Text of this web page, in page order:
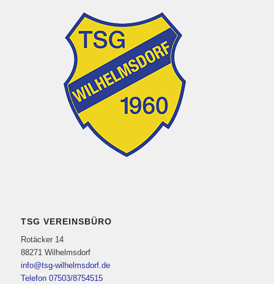
TSG VEREINSBÜRO
Rotäcker 14
88271 Wilhelmsdorf
info@tsg-wilhelmsdorf.de
Telefon 07503/8754515